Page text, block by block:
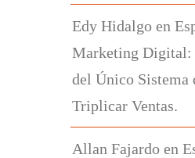
Edy Hidalgo en
Marketing Digital:
del Único Sistema
Triplicar Ventas.
Allan Fajardo en